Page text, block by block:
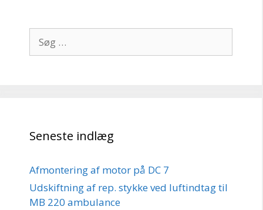
efter:
Seneste indlæg
Afmontering af motor på DC 7
Udskiftning af rep. stykke ved luftindtag til
MB 220 ambulance